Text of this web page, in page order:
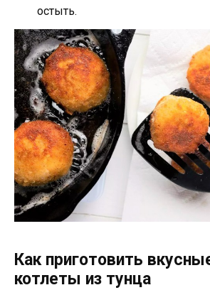
остыть.
Как приготовить
котлеты из тунца